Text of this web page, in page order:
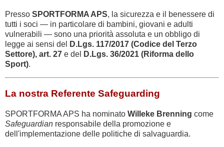
Presso SPORTFORMA APS, la sicurezza e il benessere di
tutti i soci — in particolare di bambini, giovani e adulti
vulnerabili — sono una priorità assoluta e un obbligo di
legge ai sensi del
D.Lgs. 117/2017 (Codice del Terzo
Settore), art. 27 e del
D.Lgs. 36/2021 (Riforma dello
Sport).
La nostra Referente Safeguarding
SPORTFORMA APS ha nominato Willeke Brenning come
Safeguardian responsabile della promozione e
dell'implementazione delle politiche di salvaguardia.